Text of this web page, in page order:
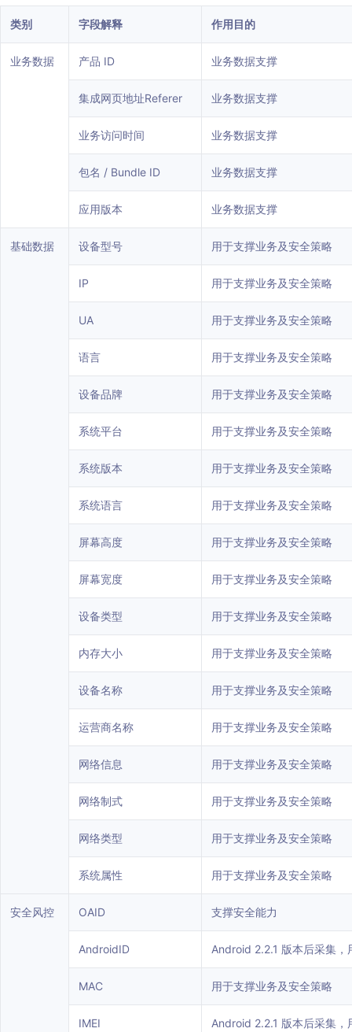
类别 字段解释 作用目的
业务数据 产品 ID 业务数据支撑
集成网页地址Referer 业务数据支撑
业务访问时间 业务数据支撑
包名 / Bundle ID 业务数据支撑
应用版本 业务数据支撑
基础数据 设备型号 用于支撑业务及安全策略
IP 用于支撑业务及安全策略
UA 用于支撑业务及安全策略
语言 用于支撑业务及安全策略
设备品牌 用于支撑业务及安全策略
系统平台 用于支撑业务及安全策略
系统版本 用于支撑业务及安全策略
系统语言 用于支撑业务及安全策略
屏幕高度 用于支撑业务及安全策略
屏幕宽度 用于支撑业务及安全策略
设备类型 用于支撑业务及安全策略
内存大小 用于支撑业务及安全策略
设备名称 用于支撑业务及安全策略
运营商名称 用于支撑业务及安全策略
网络信息 用于支撑业务及安全策略
网络制式 用于支撑业务及安全策略
网络类型 用于支撑业务及安全策略
系统属性 用于支撑业务及安全策略
安全风控 OAID 支撑安全能力
AndroidID Android 2.2.1 版本后采集，
MAC 用于支撑业务及安全策略
IMEI Android 2.2.1 版本后采集，